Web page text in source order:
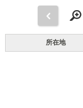
所在地